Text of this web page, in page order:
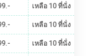
เหลือ 10 ที่นั่ง
เหลือ 10 ที่นั่ง
เหลือ 10 ที่นั่ง